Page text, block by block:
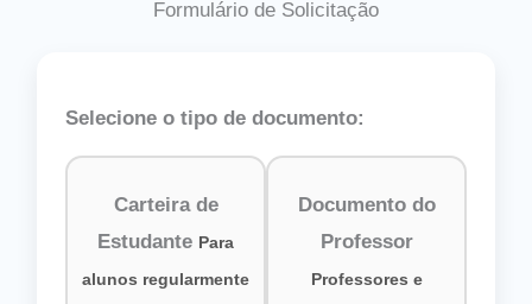
Formulário de Solicitação
Selecione o tipo de documento:
Carteira de
Estudante Para
alunos regularmente
Documento do
Professor
Professores e